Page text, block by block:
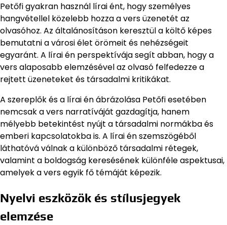
Petőfi gyakran használ lírai ént, hogy személyes
hangvétellel közelebb hozza a vers üzenetét az
olvasóhoz. Az általánosításon keresztül a költő képes
bemutatni a városi élet örömeit és nehézségeit
egyaránt. A lírai én perspektívája segít abban, hogy a
vers alaposabb elemzésével az olvasó felfedezze a
rejtett üzeneteket és társadalmi kritikákat.
A szereplők és a lírai én ábrázolása Petőfi esetében
nemcsak a vers narratíváját gazdagítja, hanem
mélyebb betekintést nyújt a társadalmi normákba és
emberi kapcsolatokba is. A lírai én szemszögéből
láthatóvá válnak a különböző társadalmi rétegek,
valamint a boldogság keresésének különféle aspektusai,
amelyek a vers egyik fő témáját képezik.
Nyelvi eszközök és stílusjegyek
elemzése